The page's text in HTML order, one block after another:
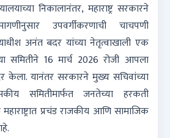
निकालानंतर, महाराष्ट्र सरकारने
उपवर्गीकरणाची चाचपणी
अनंत बदर यांच्या नेतृत्वाखाली एक
समितीने 16 मार्च 2026 रोजी आपला
केला. यानंतर सरकारने मुख्य सचिवांच्या
समितीमार्फत जनतेच्या हरकती
प्रचंड राजकीय आणि सामाजिक